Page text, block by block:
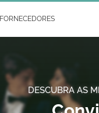
FORNECEDORES
DESCUBRA AS